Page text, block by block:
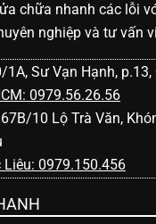
chữa nhanh các lỗi
nghiệp và tư vấn
1A, Sư Vạn Hạnh, p.13,
0979.56.26.56
10 Lộ Trà Văn,
0979.150.456